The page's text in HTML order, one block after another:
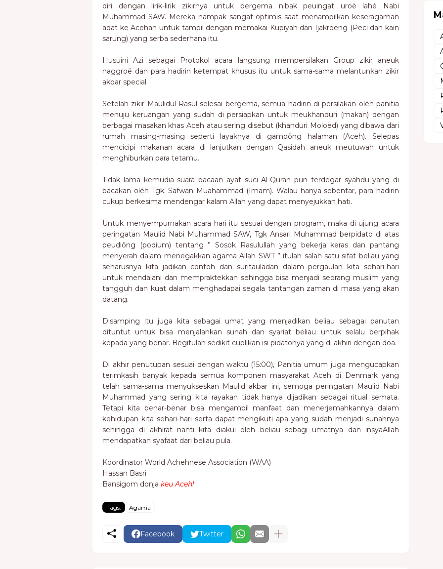
diri dengan lirik-lirik zikirnya untuk bergema nibak peuingat uroë lahé Nabi
Muhammad SAW. Mereka nampak sangat optimis saat menampilkan keseragaman
adat ke Acehan untuk tampil dengan memakai Kupiyah dan Ijakroëng (Peci dan kain
sarung) yang serba sederhana itu.
Husuini Azi sebagai Protokol acara langsung mempersilakan Group zikir aneuk
naggroë dan para hadirin ketempat khusus itu untuk sama-sama melantunkan zikir
akbar special.
Setelah zikir Maulidul Rasul selesai bergema, semua hadirin di persilakan oléh panitia
menuju keruangan yang sudah di persiapkan untuk meukhanduri (makan) dengan
berbagai masakan khas Aceh atau sering disebut (khanduri Moloëd) yang dibawa dari
rumah masing-masing seperti layaknya di gampông halaman (Aceh). Selepas
mencicipi makanan acara di lanjutkan dengan Qasidah aneuk meutuwah untuk
menghiburkan para tetamu.
Tidak lama kemudia suara bacaan ayat suci Al-Quran pun terdegar syahdu yang di
bacakan oléh Tgk. Safwan Muahammad (Imam). Walau hanya sebentar, para hadirin
cukup berkesima mendengar kalam Allah yang dapat menyejukkan hati.
Untuk menyempurnakan acara hari itu sesuai dengan program, maka di ujung acara
peringatan Maulid Nabi Muhammad SAW, Tgk Ansari Muhammad berpidato di atas
peudiông (podium) tentang ” Sosok Rasulullah yang bekerja keras dan pantang
menyerah dalam menegakkan agama Allah SWT ” itulah salah satu sifat beliau yang
seharusnya kita jadikan contoh dan suritauladan dalam pergaulan kita sehari-hari
untuk mendalani dan mempraktekkan sehingga bisa menjadi seorang muslim yang
tangguh dan kuat dalam menghadapai segala tantangan zaman di masa yang akan
datang.
Disamping itu juga kita sebagai umat yang menjadikan beliau sebagai panutan
dituntut untuk bisa menjalankan sunah dan syariat beliau untuk selalu berpihak
kepada yang benar. Begitulah sedikit cuplikan isi pidatonya yang di akhiri dengan doa.
Di akhir penutupan sesuai dengan waktu (15:00), Panitia umum juga mengucapkan
terimkasih banyak kepada semua komponen masyarakat Aceh di Denmark yang
telah sama-sama menyukseskan Maulid akbar ini, semoga peringatan Maulid Nabi
Muhammad yang sering kita rayakan tidak hanya dijadikan sebagai ritual semata.
Tetapi kita benar-benar bisa mengambil manfaat dan menerjemahkannya dalam
kehidupan kita sehari-hari serta dapat mengikuti apa yang sudah menjadi sunahnya
sehingga di akhirat nanti kita diakui oleh beliau sebagi umatnya dan insyaAllah
mendapatkan syafaat dari beliau pula.
Koordinator World Achehnese Association (WAA)
Hassan Basri
Bansigom donja keu Aceh!
Tags: Agama
Facebook Twitter